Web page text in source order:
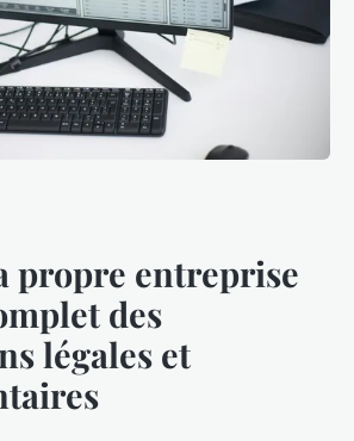
propre entreprise
des
légales et